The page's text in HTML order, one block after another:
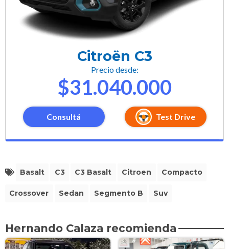
Citroën C3
Precio desde:
$31.040.000
Consultá Test Drive
Basalt C3 C3 Basalt Citroen Compacto
Crossover Sedan Segmento B Suv
Hernando Calaza recomienda